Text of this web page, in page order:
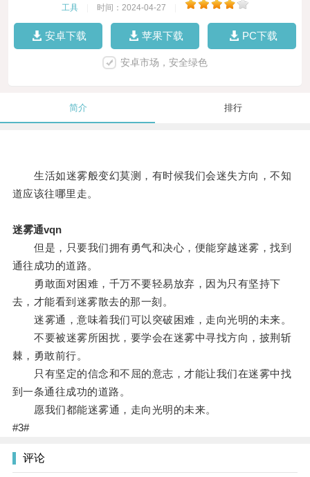
工具 时间：2024-04-27
安卓下载 苹果下载 PC下载
安卓市场，安全绿色
简介 排行
生活如迷雾般变幻莫测，有时候我们会迷失方向，不知
道应该往哪里走。
迷雾通vqn
但是，只要我们拥有勇气和决心，便能穿越迷雾，找到
通往成功的道路。
勇敢面对困难，千万不要轻易放弃，因为只有坚持下
去，才能看到迷雾散去的那一刻。
迷雾通，意味着我们可以突破困难，走向光明的未来。
不要被迷雾所困扰，要学会在迷雾中寻找方向，披荆斩
棘，勇敢前行。
只有坚定的信念和不屈的意志，才能让我们在迷雾中找
到一条通往成功的道路。
愿我们都能迷雾通，走向光明的未来。
#3#
评论